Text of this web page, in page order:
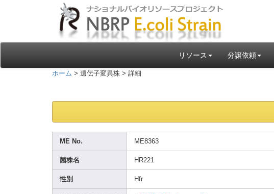
リソース 分譲依頼
ホーム > 遺伝子変異株 > 詳細
ME No. ME8363
菌株名 HR221
性別 Hfr